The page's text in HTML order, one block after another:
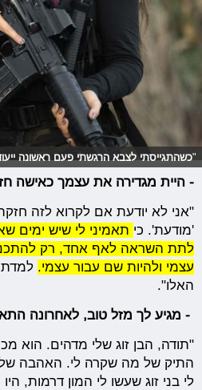
"כשהתגייסתי לצבא הרגשתי פעם ראשונה
- היית מגדירה את עצמך כאישה
"אני לא יודעת אם לקרוא לזה
'מודעת'. כי תאמיני לי שיש ימים
לתת השראה לאף אחד, רק
עצמי ולהיות שם עבור עצמי.
האלו".
- מגיע לך מזל טוב, לאחרונה
"תודה, הבן זוג שלי מדהים. הוא
התיק של מה שקרה לי. האהבה
לי בני זוג שעשו לי המון דרמות,